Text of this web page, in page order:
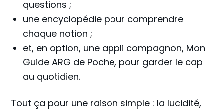
questions ;
une encyclopédie pour comprendre
chaque notion ;
et, en option, une appli compagnon, Mon
Guide ARG de Poche, pour garder le cap
au quotidien.
Tout ça pour une raison simple : la lucidité,